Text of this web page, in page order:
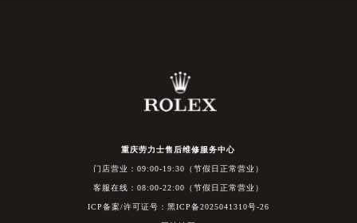
重庆劳力士售后维修服务中心
门店营业：09:00-19:30（节假日正常营业）
客服在线：08:00-22:00（节假日正常营业）
ICP备案/许可证号：黑ICP备2025041310号-26